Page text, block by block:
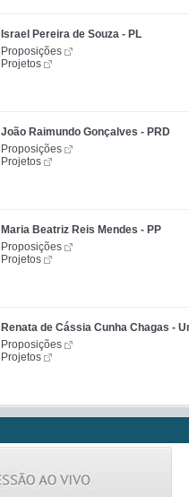
Israel Pereira de Souza - PL
Proposições
Projetos
João Raimundo Gonçalves - PRD
Proposições
Projetos
Maria Beatriz Reis Mendes - PP
Proposições
Projetos
Renata de Cássia Cunha Chagas -
Proposições
Projetos